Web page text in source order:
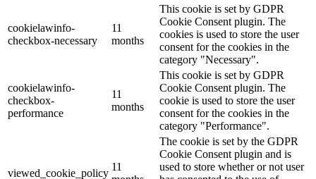
cookielawinfo-
checkbox-necessary
11
months
This cookie is set by GDPR
Cookie Consent plugin. The
cookies is used to store the user
consent for the cookies in the
category "Necessary".
cookielawinfo-
checkbox-
performance
11
months
This cookie is set by GDPR
Cookie Consent plugin. The
cookie is used to store the user
consent for the cookies in the
category "Performance".
viewed_cookie_policy
11
The cookie is set by the GDPR
Cookie Consent plugin and is
used to store whether or not user